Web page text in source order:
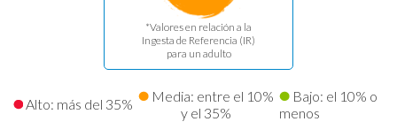
*Valores en relación a la
Ingesta de Referencia (IR)
para un adulto
Alto: más del 35%
Media: entre el 10%
y el 35%
Bajo: el 10% o
menos